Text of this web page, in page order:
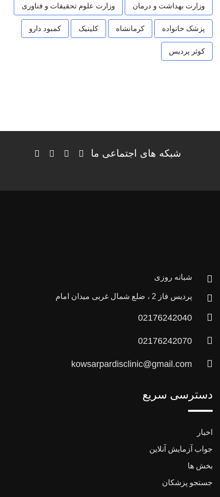
وزارت بهداشت و درمان وزارت علوم تحقیقات و فناوری
پزشک خانواده کرمانشاه کلینیک کمبود دارو
کوثر پردیس
شبکه های اجتماعی ما
شبانه روزی
پردیس فاز 2 ، ضلع شمال غربی میدان امام
02176242040
02176242070
kowsarpardisclinic@gmail.com
دسترسی سریع
اخبار
جواب آزمایش آنلاین
بخش ها
جستجو پزشکان